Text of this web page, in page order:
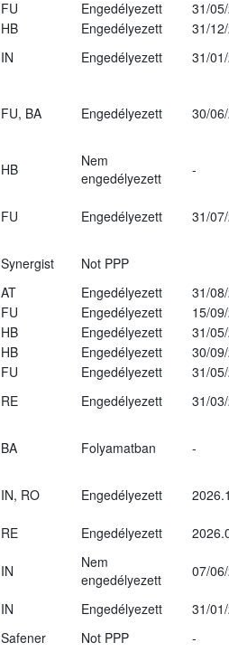
FU Engedélyezett
31/
HB Engedélyezett
31/
IN Engedélyezett
31/
FU, BA Engedélyezett 30/
HB
Nem
engedélyezett
-
FU Engedélyezett 31/
Synergist
Not PPP
AT Engedélyezett
31/
FU Engedélyezett
15/
HB Engedélyezett
31/
HB Engedélyezett
30/
FU Engedélyezett
31/
RE Engedélyezett
31/
BA Folyamatban -
IN, RO Engedélyezett
RE Engedélyezett
IN
Nem
engedélyezett
07/
IN Engedélyezett
31/
Safener Not PPP
-